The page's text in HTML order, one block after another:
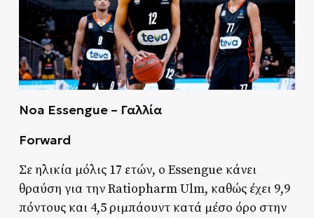
Noa Essengue – Γαλλία
Forward
Σε ηλικία μόλις 17 ετών, ο Essengue κάνει
θραύση για την Ratiopharm Ulm, καθώς έχει 9,9
πόντους και 4,5 ριμπάουντ κατά μέσο όρο στην